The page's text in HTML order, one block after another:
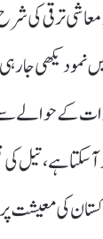
نمو دیکھی
کے حوالے سے
آسکتا ہے، تیل
کی معیشت